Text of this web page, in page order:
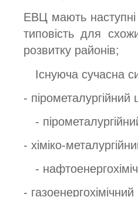
ЕВЦ мають наступні
типовість для
розвитку районів;
Існуюча сучасна
- пірометалургійний
-
- хіміко-
-
-